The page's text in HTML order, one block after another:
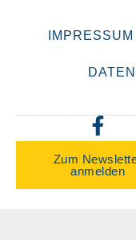
IMPRESSUM
Zum
anmelden